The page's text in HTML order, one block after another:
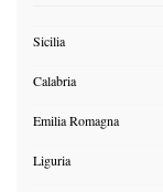
Sicilia
Calabria
Emilia Romagna
Liguria